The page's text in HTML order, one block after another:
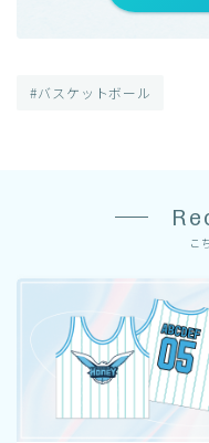
#バスケットボール
こ